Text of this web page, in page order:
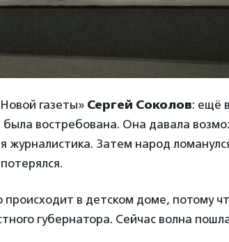
газеты» Сергей Соколов: ещё
востребована. Она давала
журналистика. Затем народ
в детском доме, потому
губернатора. Сейчас волна